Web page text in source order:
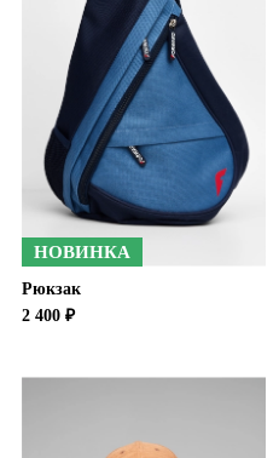
НОВИНКА
Рюкзак
2 400 ₽